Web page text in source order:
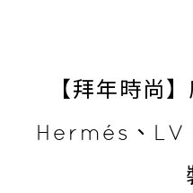
【拜年時尚
Hermés、LV